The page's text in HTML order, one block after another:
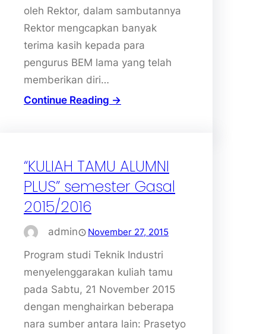
oleh Rektor, dalam sambutannya
Rektor mengcapkan banyak
terima kasih kepada para
pengurus BEM lama yang telah
memberikan diri…
Continue Reading →
“KULIAH TAMU ALUMNI
PLUS” semester Gasal
2015/2016
admin November 27, 2015
Program studi Teknik Industri
menyelenggarakan kuliah tamu
pada Sabtu, 21 November 2015
dengan menghairkan beberapa
nara sumber antara lain: Prasetyo